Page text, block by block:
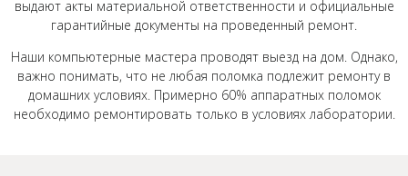
выдают акты материальной ответственности и официальные
гарантийные документы на проведенный ремонт.
Наши компьютерные мастера проводят выезд на дом. Однако,
важно понимать, что не любая поломка подлежит ремонту в
домашних условиях. Примерно 60% аппаратных поломок
необходимо ремонтировать только в условиях лаборатории.